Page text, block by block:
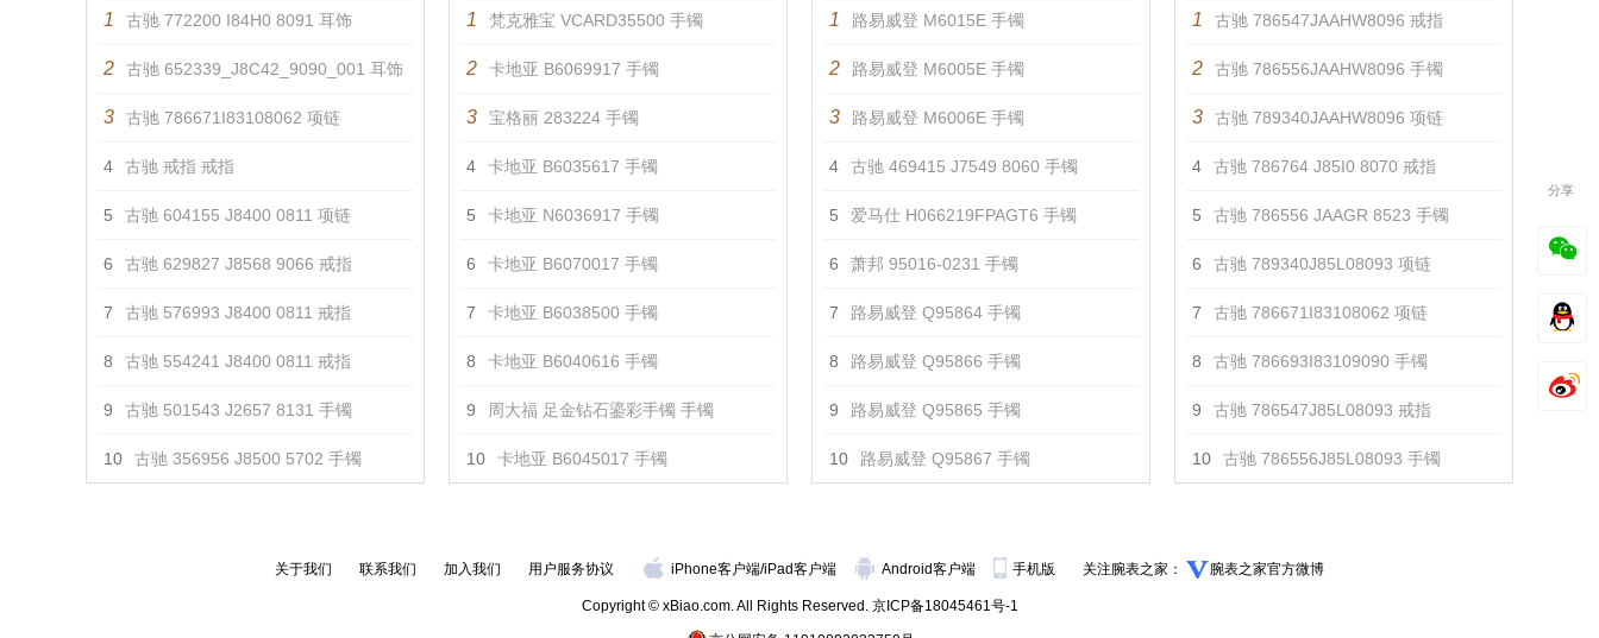
1 古驰 772200 I84H0 8091 耳饰
2 古驰 652339_J8C42_9090_001 耳饰
3 古驰 786671I83108062 项链
4 古驰 戒指 戒指
5 古驰 604155 J8400 0811 项链
6 古驰 629827 J8568 9066 戒指
7 古驰 576993 J8400 0811 戒指
8 古驰 554241 J8400 0811 戒指
9 古驰 501543 J2657 8131 手镯
10 古驰 356956 J8500 5702 手镯
1 梵克雅宝 VCARD35500 手镯
2 卡地亚 B6069917 手镯
3 宝格丽 283224 手镯
4 卡地亚 B6035617 手镯
5 卡地亚 N6036917 手镯
6 卡地亚 B6070017 手镯
7 卡地亚 B6038500 手镯
8 卡地亚 B6040616 手镯
9 周大福 足金钻石鎏彩手镯 手镯
10 卡地亚 B6045017 手镯
1 路易威登 M6015E 手镯
2 路易威登 M6005E 手镯
3 路易威登 M6006E 手镯
4 古驰 469415 J7549 8060 手镯
5 爱马仕 H066219FPAGT6 手镯
6 萧邦 95016-0231 手镯
7 路易威登 Q95864 手镯
8 路易威登 Q95866 手镯
9 路易威登 Q95865 手镯
10 路易威登 Q95867 手镯
1 古驰 786547JAAHW8096 戒指
2 古驰 786556JAAHW8096 手镯
3 古驰 789340JAAHW8096 项链
4 古驰 ‎786764 J85I0 8070 戒指
5 古驰 ‎786556 JAAGR 8523 手镯
6 古驰 789340J85L08093 项链
7 古驰 786671I83108062 项链
8 古驰 786693I83109090 手镯
9 古驰 786547J85L08093 戒指
10 古驰 786556J85L08093 手镯
关于我们 联系我们 加入我们 用户服务协议 iPhone客户端/iPad客户端 Android客户端 手机版 关注腕表之家： 腕表之家官方微博
Copyright © xBiao.com. All Rights Reserved. 京ICP备18045461号-1
分享